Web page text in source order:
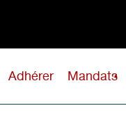
Adhérer Mandats